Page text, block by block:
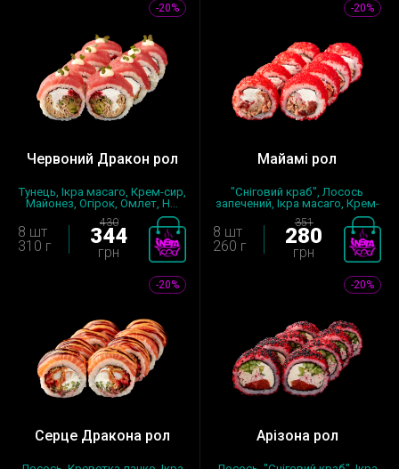
-20%
Червоний Дракон рол
Тунець, Ікра масаго, Крем-сир,
Майонез, Огірок, Омлет, Н...
8 шт
310 г
430
344
грн
-20%
Майамі рол
"Сніговий краб", Лосось
запечений, Ікра масаго, Крем-
сир...
8 шт
260 г
351
280
грн
-20%
Серце Дракона рол
-20%
Арізона рол